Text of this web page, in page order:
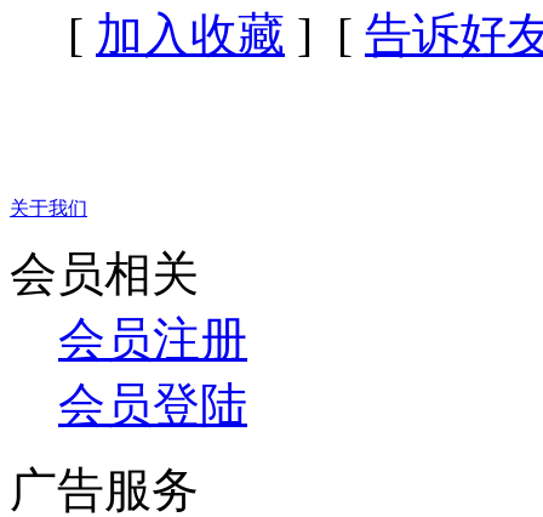
[ 加入收藏 ] [ 告诉好
关于我们
会员相关
会员注册
会员登陆
广告服务